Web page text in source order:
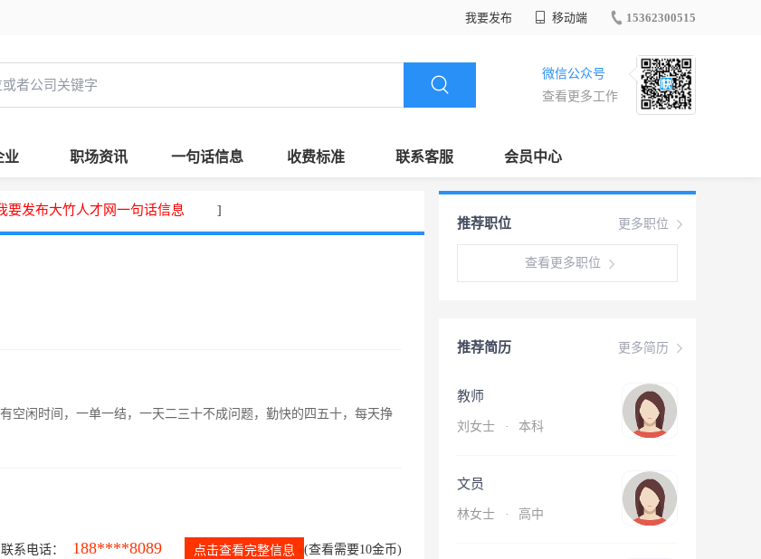
我要发布 移动端 15362300515
微信公众号
查看更多工作
业 职场资讯 一句话信息 收费标准 联系客服 会员中心
要发布大竹人才网一句话信息 ]
空闲时间，一单一结，一天二三十不成问题，勤快的四五十，每天挣
联系电话： 188****8089 点击查看完整信息 (查看需要10金币)
更多职位
推荐职位
查看更多职位
更多简历
推荐简历
教师
刘女士 · 本科
文员
林女士 · 高中